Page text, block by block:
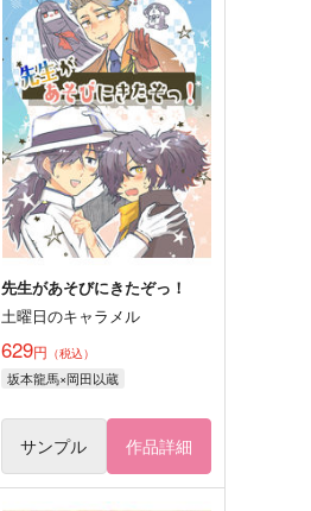
先生があそびにきたぞっ！
土曜日のキャラメル
629円 （税込）
坂本龍馬×岡田以蔵
サンプル 作品詳細